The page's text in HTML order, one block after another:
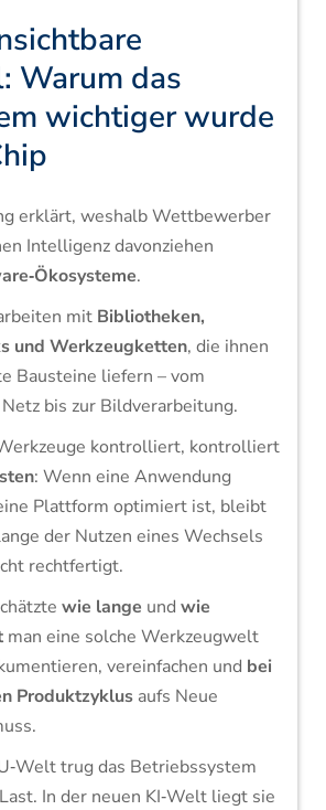
Warum das
wichtiger wurde
erklärt, weshalb Wettbewerber
Intelligenz davonziehen
.
mit Bibliotheken,
und Werkzeugketten, die ihnen
Bausteine liefern – vom
bis zur Bildverarbeitung.
kontrolliert, kontrolliert
: Wenn eine Anwendung
Plattform optimiert ist, bleibt
der Nutzen eines Wechsels
rechtfertigt.
wie lange und wie
man eine solche Werkzeugwelt
vereinfachen und bei
Produktzyklusaufs Neue
trug das Betriebssystem
In der neuen KI‑Welt liegt sie